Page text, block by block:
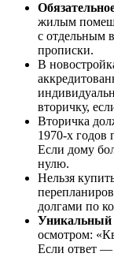
жилым
с отдельным
прописки.
В
вторичку,
Вторичка
1970-х годов
Если дому
нулю.
Нельзя
долгами по
Уникальный
осмотром:
Если ответ —